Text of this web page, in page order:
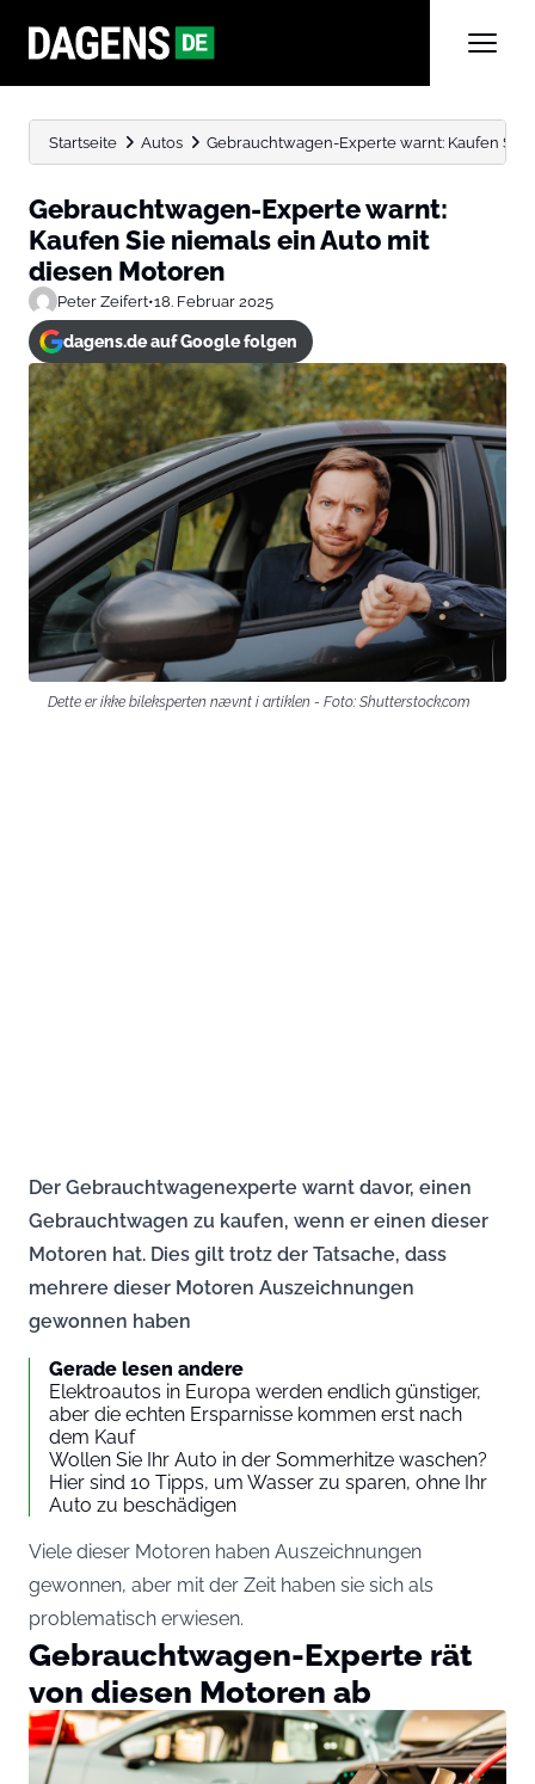
Startseite Autos Gebrauchtwagen-Experte warnt: Kaufen
Gebrauchtwagen-Experte warnt:
Kaufen Sie niemals ein Auto mit
diesen Motoren
Peter Zeifert•18. Februar 2025
dagens.de auf Google folgen
Dette er ikke bileksperten nævnt i artiklen - Foto: Shutterstock.com
Der Gebrauchtwagenexperte warnt davor, einen
Gebrauchtwagen zu kaufen, wenn er einen dieser
Motoren hat. Dies gilt trotz der Tatsache, dass
mehrere dieser Motoren Auszeichnungen
gewonnen haben
Gerade lesen andere
Elektroautos in Europa werden endlich günstiger,
aber die echten Ersparnisse kommen erst nach
dem Kauf
Wollen Sie Ihr Auto in der Sommerhitze waschen?
Hier sind 10 Tipps, um Wasser zu sparen, ohne Ihr
Auto zu beschädigen
Viele dieser Motoren haben Auszeichnungen
gewonnen, aber mit der Zeit haben sie sich als
problematisch erwiesen.
Gebrauchtwagen-Experte rät
von diesen Motoren ab